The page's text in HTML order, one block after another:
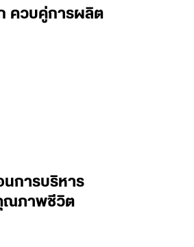
ควบคู่การผลิต
นการบริหาร
ณภาพชีวิต